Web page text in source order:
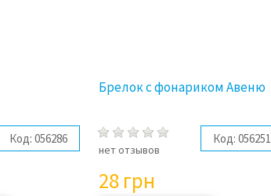
Код: 056286
Брелок с фонариком Авеню
нет отзывов
Код: 056251
28 грн